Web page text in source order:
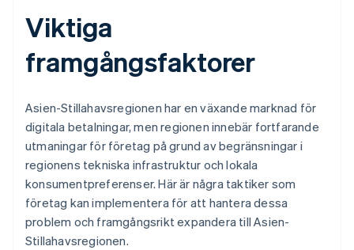
Viktiga
framgångsfaktorer
Asien-Stillahavsregionen har en växande marknad för
digitala betalningar, men regionen innebär fortfarande
utmaningar för företag på grund av begränsningar i
regionens tekniska infrastruktur och lokala
konsumentpreferenser. Här är några taktiker som
företag kan implementera för att hantera dessa
problem och framgångsrikt expandera till Asien-
Stillahavsregionen.